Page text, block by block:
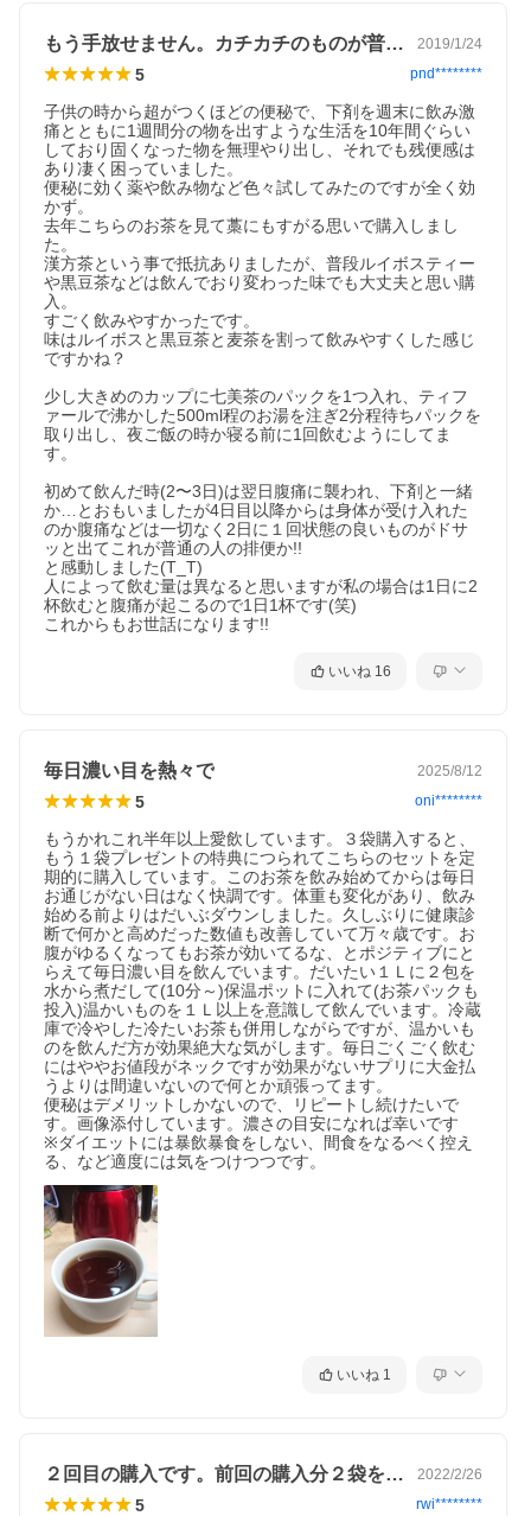
もう手放せません。カチカチのものが普通に 2019/1/24
5 pnd********
子供の時から超がつくほどの便秘で、下剤を週末に飲み激
痛とともに1週間分の物を出すような生活を10年間ぐらい
しており固くなった物を無理やり出し、それでも残便感は
あり凄く困っていました。
便秘に効く薬や飲み物など色々試してみたのですが全く効
かず。
去年こちらのお茶を見て藁にもすがる思いで購入しまし
た。
漢方茶という事で抵抗ありましたが、普段ルイボスティー
や黒豆茶などは飲んでおり変わった味でも大丈夫と思い購
入。
すごく飲みやすかったです。
味はルイボスと黒豆茶と麦茶を割って飲みやすくした感じ
ですかね？
少し大きめのカップに七美茶のパックを1つ入れ、ティフ
ァールで沸かした500ml程のお湯を注ぎ2分程待ちパックを
取り出し、夜ご飯の時か寝る前に1回飲むようにしてま
す。
初めて飲んだ時(2〜3日)は翌日腹痛に襲われ、下剤と一緒
か…とおもいましたが4日目以降からは身体が受け入れた
のか腹痛などは一切なく2日に１回状態の良いものがドサ
ッと出てこれが普通の人の排便か!!
と感動しました(T_T)
人によって飲む量は異なると思いますが私の場合は1日に2
杯飲むと腹痛が起こるので1日1杯です(笑)
これからもお世話になります!!
いいね 16
毎日濃い目を熱々で 2025/8/12
5 oni********
もうかれこれ半年以上愛飲しています。３袋購入すると、
もう１袋プレゼントの特典につられてこちらのセットを定
期的に購入しています。このお茶を飲み始めてからは毎日
お通じがない日はなく快調です。体重も変化があり、飲み
始める前よりはだいぶダウンしました。久しぶりに健康診
断で何かと高めだった数値も改善していて万々歳です。お
腹がゆるくなってもお茶が効いてるな、とポジティブにと
らえて毎日濃い目を飲んでいます。だいたい１Ｌに２包を
水から煮だして(10分～)保温ポットに入れて(お茶パックも
投入)温かいものを１Ｌ以上を意識して飲んでいます。冷蔵
庫で冷やした冷たいお茶も併用しながらですが、温かいも
のを飲んだ方が効果絶大な気がします。毎日ごくごく飲む
にはややお値段がネックですが効果がないサプリに大金払
うよりは間違いないので何とか頑張ってます。
便秘はデメリットしかないので、リピートし続けたいで
す。画像添付しています。濃さの目安になれば幸いです
※ダイエットには暴飲暴食をしない、間食をなるべく控え
る、など適度には気をつけつつです。
いいね 1
２回目の購入です。前回の購入分２袋を飲… 2022/2/26
5 rwi********